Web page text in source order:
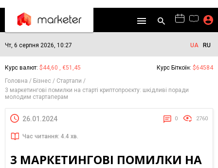
Чт, 6 серпня 2026, 10:27 UA RU
Курс валют: $44,60 , €51,45 Курс Біткоїн: $64584
Головна
Бізнес
Стартапи
3 маркетингові помилки на старті криптопроєкту: шкідливі поради
молодим стартаперам
26.01.2024 0 2760
Час читання: 4.4 хв.
3 МАРКЕТИНГОВІ ПОМИЛКИ НА